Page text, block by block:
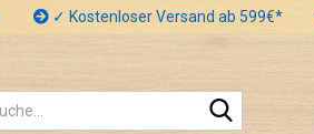
✓ Kostenloser Versand ab 599€*